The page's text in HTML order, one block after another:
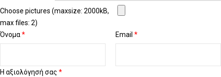
Η αξιολόγησή σας *
Choose pictures (maxsize: 2000kB,
max files: 2)
Όνομα* Email *